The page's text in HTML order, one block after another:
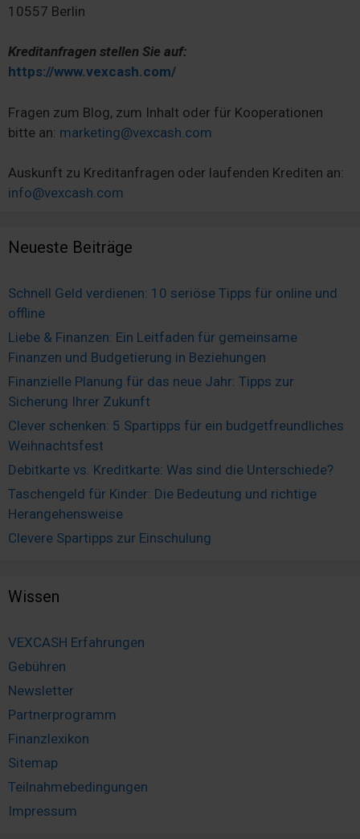
10557 Berlin
Kreditanfragen stellen Sie auf:
https://www.vexcash.com/
Fragen zum Blog, zum Inhalt oder für Kooperationen
bitte an: marketing@vexcash.com
Auskunft zu Kreditanfragen oder laufenden Krediten an:
info@vexcash.com
Neueste Beiträge
Schnell Geld verdienen: 10 seriöse Tipps für online und
offline
Liebe & Finanzen: Ein Leitfaden für gemeinsame
Finanzen und Budgetierung in Beziehungen
Finanzielle Planung für das neue Jahr: Tipps zur
Sicherung Ihrer Zukunft
Clever schenken: 5 Spartipps für ein budgetfreundliches
Weihnachtsfest
Debitkarte vs. Kreditkarte: Was sind die Unterschiede?
Taschengeld für Kinder: Die Bedeutung und richtige
Herangehensweise
Clevere Spartipps zur Einschulung
Wissen
VEXCASH Erfahrungen
Gebühren
Newsletter
Partnerprogramm
Finanzlexikon
Sitemap
Teilnahmebedingungen
Impressum